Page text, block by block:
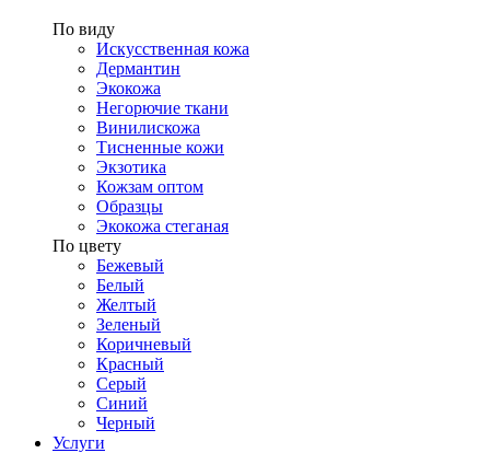
По виду
Искусственная кожа
Дермантин
Экокожа
Негорючие ткани
Винилискожа
Тисненные кожи
Экзотика
Кожзам оптом
Образцы
Экокожа стеганая
По цвету
Бежевый
Белый
Желтый
Зеленый
Коричневый
Красный
Серый
Синий
Черный
Услуги